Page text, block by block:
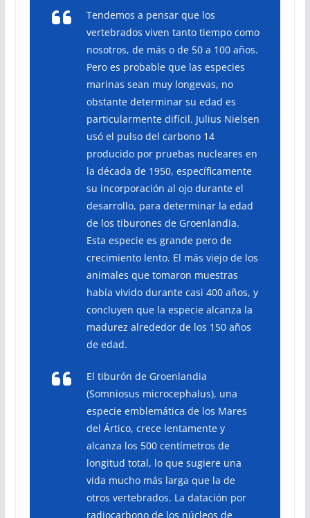
Tendemos a pensar que los
vertebrados viven tanto tiempo como
nosotros, de más o de 50 a 100 años.
Pero es probable que las especies
marinas sean muy longevas, no
obstante determinar su edad es
particularmente difícil. Julius Nielsen
usó el pulso del carbono 14
producido por pruebas nucleares en
la década de 1950, específicamente
su incorporación al ojo durante el
desarrollo, para determinar la edad
de los tiburones de Groenlandia.
Esta especie es grande pero de
crecimiento lento. El más viejo de los
animales que tomaron muestras
había vivido durante casi 400 años, y
concluyen que la especie alcanza la
madurez alrededor de los 150 años
de edad.
El tiburón de Groenlandia
(Somniosus microcephalus), una
especie emblemática de los Mares
del Ártico, crece lentamente y
alcanza los 500 centímetros de
longitud total, lo que sugiere una
vida mucho más larga que la de
otros vertebrados. La datación por
radiocarbono de los núcleos de